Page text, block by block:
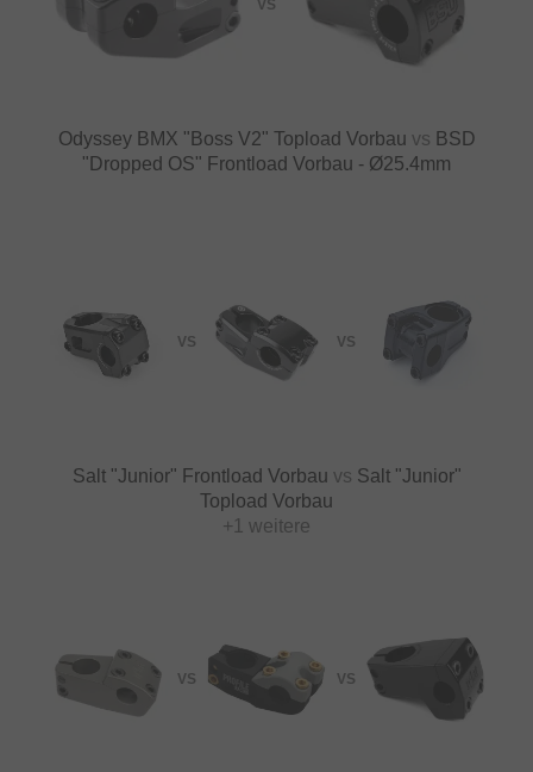
VS
Odyssey BMX "Boss V2" Topload Vorbau vs BSD
"Dropped OS" Frontload Vorbau - Ø25.4mm
VS VS
Salt "Junior" Frontload Vorbau vs Salt "Junior"
Topload Vorbau
+1 weitere
VS VS